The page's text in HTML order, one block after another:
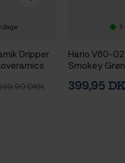
Dripper
DKK
Hario V60-
Smokey Grøn
Glaskande
399,95